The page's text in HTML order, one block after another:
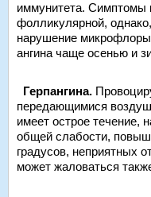
иммунитета. Симптомы
фолликулярной,
нарушение микрофлоры
ангина чаще осенью и
Герпангина.
передающимися
имеет острое течение,
общей слабости,
градусов, неприятных
может жаловаться